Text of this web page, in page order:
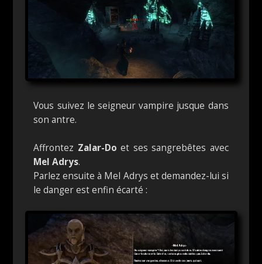
Vous suivez le seigneur vampire jusque dans
son antre.
Affrontez Zalar-Doet ses sangrebêtes avec
Mel Adrys.
Parlez ensuite à Mel Adrys et demandez-lui si
le danger est enfin écarté :